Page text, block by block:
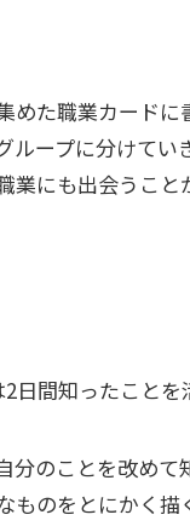
めた職業カード
ループに分けて
業にも出会うこと
日間知ったことを
分のことを改めて
ものをとにかく描